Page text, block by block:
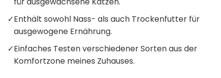
✓Enthält sowohl Nass- als auch Trockenfutter für
ausgewogene Ernährung.
✓Einfaches Testen verschiedener Sorten aus der
Komfortzone meines Zuhauses.